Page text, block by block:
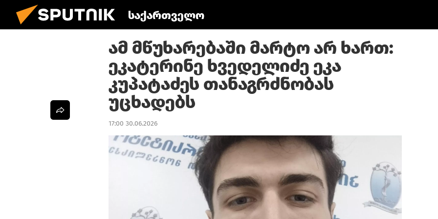
საქართველო
ამ მწუხარებაში მარტო არ ხართ:
ეკატერინე ხვედელიძე ეკა
კუპატაძეს თანაგრძნობას
უცხადებს
17:00 30.06.2026